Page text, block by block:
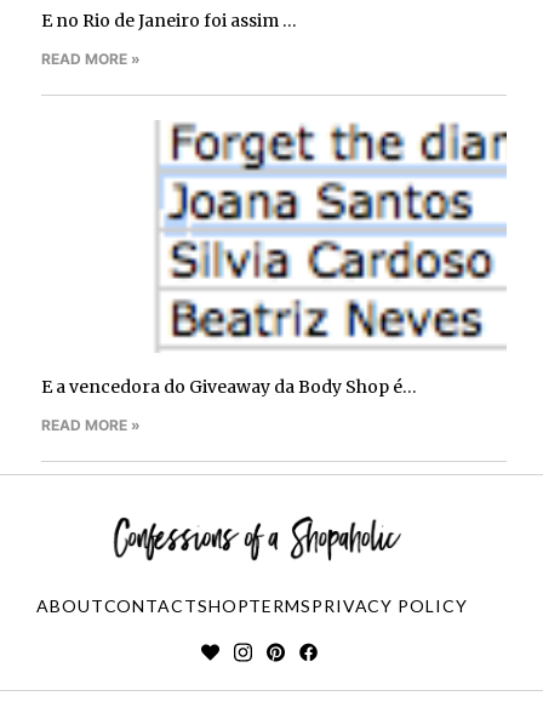
E no Rio de Janeiro foi assim …
READ MORE »
E a vencedora do Giveaway da Body Shop é…
READ MORE »
ABOUTCONTACTSHOPTERMSPRIVACY POLICY